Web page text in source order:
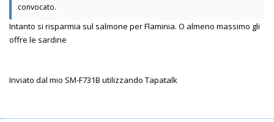
convocato.
Intanto si risparmia sul salmone per Flaminia. O almeno massimo gli
offre le sardine
Inviato dal mio SM-F731B utilizzando Tapatalk